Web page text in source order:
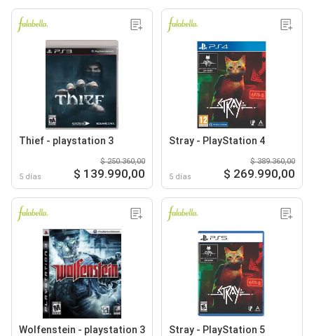
Thief - playstation 3
5 días
$ 250.360,00
$ 139.990,00
Stray - PlayStation 4
5 días
$ 389.360,00
$ 269.990,00
Wolfenstein - playstation 3 Stray - PlayStation 5